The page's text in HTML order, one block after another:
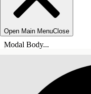
Open Main MenuClose
Modal Body...